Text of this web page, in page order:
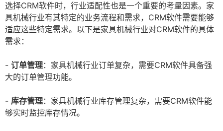
选择CRM软件时，行业适配性也是一个重要的考量因素。家
具机械行业有其特定的业务流程和需求，CRM软件需要能够
适应这些特定需求。以下是家具机械行业对CRM软件的具体
需求：
- 订单管理：家具机械行业订单复杂，需要CRM软件具备强
大的订单管理功能。
- 库存管理：家具机械行业库存管理复杂，需要CRM软件能
够实时监控库存情况。